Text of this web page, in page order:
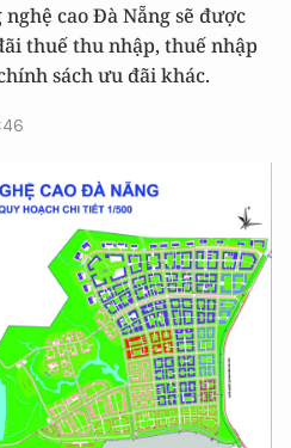
cao Đà Nẵng sẽ được
thuế thu nhập, thuế nhập
sách ưu đãi khác.